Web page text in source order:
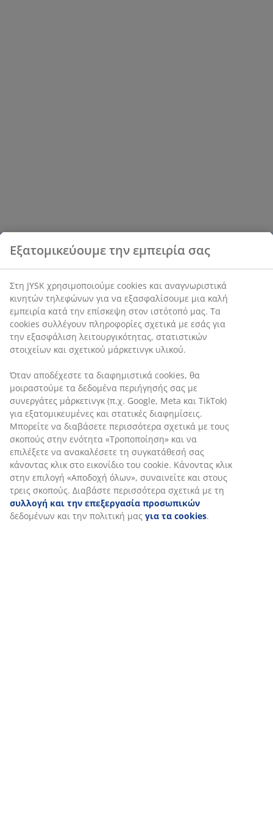
Εξατομικεύουμε την εμπειρία σας
Στη JYSK χρησιμοποιούμε cookies και αναγνωριστικά
κινητών τηλεφώνων για να εξασφαλίσουμε μια καλή
εμπειρία κατά την επίσκεψη στον ιστότοπό μας. Τα
cookies συλλέγουν πληροφορίες σχετικά με εσάς για
την εξασφάλιση λειτουργικότητας, στατιστικών
στοιχείων και σχετικού μάρκετινγκ υλικού.
Όταν αποδέχεστε τα διαφημιστικά cookies, θα
μοιραστούμε τα δεδομένα περιήγησής σας με
συνεργάτες μάρκετινγκ (π.χ. Google, Meta και TikTok)
για εξατομικευμένες και στατικές διαφημίσεις.
Μπορείτε να διαβάσετε περισσότερα σχετικά με τους
σκοπούς στην ενότητα «Τροποποίηση» και να
επιλέξετε να ανακαλέσετε τη συγκατάθεσή σας
κάνοντας κλικ στο εικονίδιο του cookie. Κάνοντας κλικ
στην επιλογή «Αποδοχή όλων», συναινείτε και στους
τρεις σκοπούς. Διαβάστε περισσότερα σχετικά με τη
συλλογή και την επεξεργασία προσωπικών
δεδομένων και την πολιτική μας για τα cookies.